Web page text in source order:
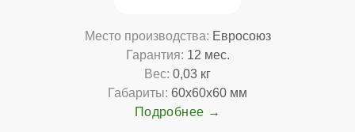
Место производства: Евросоюз
Гарантия: 12 мес.
Вес: 0,03 кг
Габариты: 60x60x60 мм
Подробнее